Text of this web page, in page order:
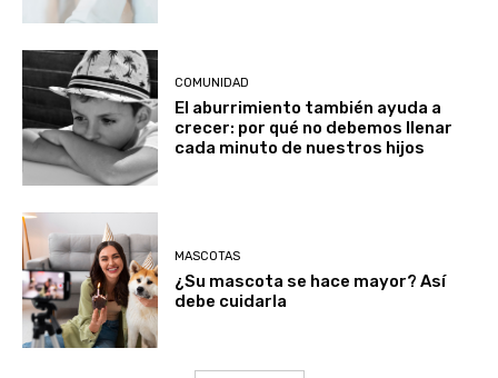
COMUNIDAD
El aburrimiento también ayuda a
crecer: por qué no debemos llenar
cada minuto de nuestros hijos
MASCOTAS
¿Su mascota se hace mayor? Así
debe cuidarla